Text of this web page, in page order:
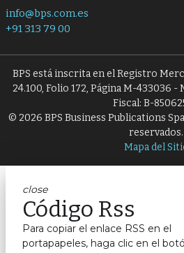
info@bps.com.es
+91 313 79 00
BPS está inscrita en el Registro
24.100, Folio 172, Página M-433036
Fiscal: B-
© 2026 BPS Business Publications
reservados.
Mapa del
close
Código Rss
Para copiar el enlace RSS en el
portapapeles, haga clic en el